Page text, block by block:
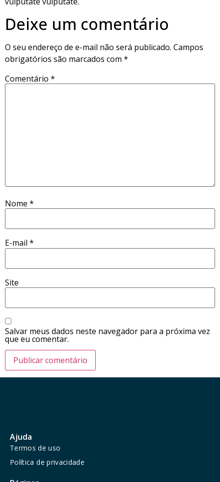
Deixe um comentário
O seu endereço de e-mail não será publicado. Campos
obrigatórios são marcados com *
Comentário *
Nome *
E-mail *
Site
Salvar meus dados neste navegador para a próxima vez
que eu comentar.
Ajuda
Termos de uso
Política de privacidade